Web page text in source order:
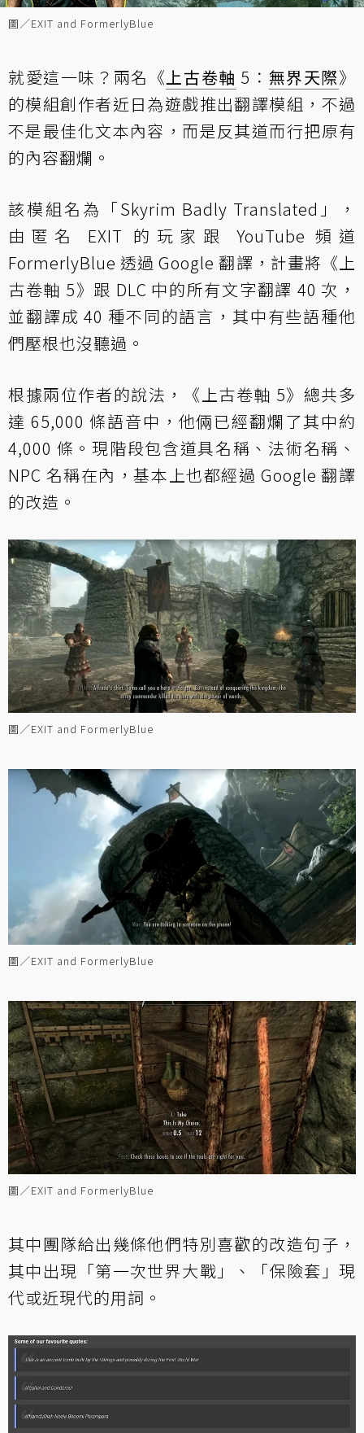
圖／EXIT and FormerlyBlue
就愛這一味？兩名《上古卷軸 5： 無界天際》
的模組創作者近日為遊戲推出翻譯模組，不過
不是最佳化文本內容，而是反其道而行把原有
的內容翻爛。
該模組名為「Skyrim Badly Translated」，
由匿名 EXIT 的玩家跟 YouTube 頻道
FormerlyBlue 透過 Google 翻譯，計畫將《上
古卷軸 5》跟 DLC 中的所有文字翻譯 40 次，
並翻譯成 40 種不同的語言，其中有些語種他
們壓根也沒聽過。
根據兩位作者的說法，《上古卷軸 5》總共多
達 65,000 條語音中，他倆已經翻爛了其中約
4,000 條。現階段包含道具名稱、法術名稱、
NPC 名稱在內，基本上也都經過 Google 翻譯
的改造。
圖／EXIT and FormerlyBlue
圖／EXIT and FormerlyBlue
圖／EXIT and FormerlyBlue
其中團隊給出幾條他們特別喜歡的改造句子，
其中出現「第一次世界大戰」、「保險套」現
代或近現代的用詞。